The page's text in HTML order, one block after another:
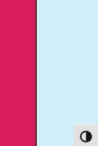
הפעל/כבה ניגודיות גבוהה